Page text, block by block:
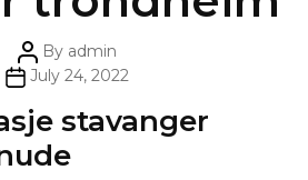
Post
author
By admin
PostJuly 24, 2022
stavanger